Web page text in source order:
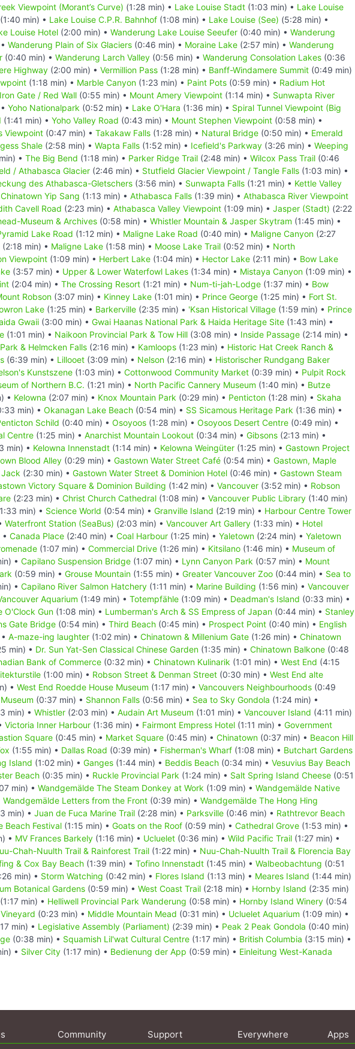
Viewpoint (Morant’s Curve) (1:28 min) • Lake Louise Stadt (1:03 min) • Lake Louise
(1:40 min) • Lake Louise C.P.R. Bahnhof (1:08 min) • Lake Louise (See) (5:28 min) •
Louise Hotel (2:00 min) • Wanderung Lake Louise Seeufer (0:40 min) • Wanderung
Wanderung Plain of Six Glaciers (0:46 min) • Moraine Lake (2:57 min) • Wanderung
(0:40 min) • Wanderung Larch Valley (0:56 min) • Wanderung Consolation Lakes (0:36
Highway (2:00 min) • Vermillion Pass (1:28 min) • Banff-Windamere Summit (0:49 min)
(1:18 min) • Marble Canyon (1:23 min) • Paint Pots (0:59 min) • Radium Hot
Iron Gate / Red Wall (0:55 min) • Mount Amery Viewpoint (1:14 min) • Sunwapta River
Yoho Nationalpark (0:52 min) • Lake O'Hara (1:36 min) • Spiral Tunnel Viewpoint (Big
(1:41 min) • Yoho Valley Road (0:43 min) • Mount Stephen Viewpoint (0:58 min) •
Viewpoint (0:47 min) • Takakaw Falls (1:28 min) • Natural Bridge (0:50 min) • Emerald
Shale (2:58 min) • Wapta Falls (1:52 min) • Icefield's Parkway (3:26 min) • Weeping
• The Big Bend (1:18 min) • Parker Ridge Trail (2:48 min) • Wilcox Pass Trail (0:46
/ Athabasca Glacier (2:46 min) • Stutfield Glacier Viewpoint / Tangle Falls (1:03 min) •
des Athabasca-Gletschers (3:56 min) • Sunwapta Falls (1:21 min) • Kettle Valley
Chinatown Yip Sang (1:13 min) • Athabasca Falls (1:39 min) • Athabasca River Viewpoint
Cavell Road (2:23 min) • Athabasca Valley Viewpoint (1:09 min) • Jasper (Stadt) (2:22
Museum & Archives (0:58 min) • Whistler Mountain & Jasper Skytram (1:45 min) •
Lake Road (1:12 min) • Maligne Lake Road (0:40 min) • Maligne Canyon (2:27
(2:18 min) • Maligne Lake (1:58 min) • Moose Lake Trail (0:52 min) • North
Viewpoint (1:09 min) • Herbert Lake (1:04 min) • Hector Lake (2:11 min) • Bow Lake
(3:57 min) • Upper & Lower Waterfowl Lakes (1:34 min) • Mistaya Canyon (1:09 min) •
(2:04 min) • The Crossing Resort (1:21 min) • Num-ti-jah-Lodge (1:37 min) • Bow
Robson (3:07 min) • Kinney Lake (1:01 min) • Prince George (1:25 min) • Fort St.
Lake (1:25 min) • Barkerville (2:35 min) • 'Ksan Historical Village (1:59 min) • Prince
Gwaii (3:00 min) • Gwai Haanas National Park & Haida Heritage Site (1:43 min) •
(1:01 min) • Naikoon Provincial Park & Tow Hill (3:08 min) • Inside Passage (2:14 min) •
& Helmcken Falls (2:16 min) • Kamloops (1:23 min) • Historic Hat Creek Ranch &
(6:39 min) • Lillooet (3:09 min) • Nelson (2:16 min) • Historischer Rundgang Baker
Kunstszene (1:03 min) • Cottonwood Community Market (0:39 min) • Pulpit Rock
of Northern B.C. (1:21 min) • North Pacific Cannery Museum (1:40 min) • Butze
• Kelowna (2:07 min) • Knox Mountain Park (0:29 min) • Penticton (1:28 min) • Skaha
min) • Okanagan Lake Beach (0:54 min) • SS Sicamous Heritage Park (1:36 min) •
Schild (0:40 min) • Osoyoos (1:28 min) • Osoyoos Desert Centre (0:49 min) •
Centre (1:25 min) • Anarchist Mountain Lookout (0:34 min) • Gibsons (2:13 min) •
min) • Kelowna Innenstadt (1:14 min) • Kelowna Weingüter (1:25 min) • Gastown Project
Blood Alley (0:29 min) • Gastown Water Street Café (0:54 min) • Gastown, Maple
Jack (2:30 min) • Gastown Water Street & Dominion Hotel (0:46 min) • Gastown Steam
Victory Square & Dominion Building (1:42 min) • Vancouver (3:52 min) • Robson
(2:23 min) • Christ Church Cathedral (1:08 min) • Vancouver Public Library (1:40 min)
min) • Science World (0:54 min) • Granville Island (2:19 min) • Harbour Centre Tower
Waterfront Station (SeaBus) (2:03 min) • Vancouver Art Gallery (1:33 min) • Hotel
Canada Place (2:40 min) • Coal Harbour (1:25 min) • Yaletown (2:24 min) • Yaletown
(1:07 min) • Commercial Drive (1:26 min) • Kitsilano (1:46 min) • Museum of
• Capilano Suspension Bridge (1:07 min) • Lynn Canyon Park (0:57 min) • Mount
(0:59 min) • Grouse Mountain (1:55 min) • Greater Vancouver Zoo (0:44 min) • Sea to
• Capilano River Salmon Hatchery (1:11 min) • Marine Building (1:56 min) • Vancouver
Aquarium (1:49 min) • Totempfähle (1:09 min) • Deadman's Island (0:33 min) •
O'Clock Gun (1:08 min) • Lumberman's Arch & SS Empress of Japan (0:44 min) • Stanley
Gate Bridge (0:54 min) • Third Beach (0:45 min) • Prospect Point (0:40 min) • English
A-maze-ing laughter (1:02 min) • Chinatown & Millenium Gate (1:26 min) • Chinatown
min) • Dr. Sun Yat-Sen Classical Chinese Garden (1:35 min) • Chinatown Balkone (0:48
Bank of Commerce (0:32 min) • Chinatown Kulinarik (1:01 min) • West End (4:15
(1:00 min) • Robson Street & Denman Street (0:30 min) • West End alte
• West End Roedde House Museum (1:17 min) • Vancouvers Neighbourhoods (0:49
(0:37 min) • Shannon Falls (0:56 min) • Sea to Sky Gondola (1:24 min) •
min) • Whistler (2:03 min) • Audain Art Museum (1:01 min) • Vancouver Island (4:11 min)
Victoria Inner Harbour (1:36 min) • Fairmont Empress Hotel (1:11 min) • Government
Square (0:45 min) • Market Square (0:45 min) • Chinatown (0:37 min) • Beacon Hill
(1:55 min) • Dallas Road (0:39 min) • Fisherman's Wharf (1:08 min) • Butchart Gardens
Island (1:02 min) • Ganges (1:44 min) • Beddis Beach (0:34 min) • Vesuvius Bay Beach
Beach (0:35 min) • Ruckle Provincial Park (1:24 min) • Salt Spring Island Cheese (0:51
min) • Wandgemälde The Steam Donkey at Work (1:09 min) • Wandgemälde Native
Wandgemälde Letters from the Front (0:39 min) • Wandgemälde The Hong Hing
min) • Juan de Fuca Marine Trail (2:28 min) • Parksville (0:46 min) • Rathtrevor Beach
Beach Festival (1:15 min) • Goats on the Roof (0:59 min) • Cathedral Grove (1:53 min) •
• MV Frances Barkely (1:16 min) • Ucluelet (0:36 min) • Wild Pacific Trail (1:27 min) •
Chah-Nuulth Trail & Rainforest Trail (1:22 min) • Nuu-Chah-Nuulth Trail & Florencia Bay
& Cox Bay Beach (1:39 min) • Tofino Innenstadt (1:45 min) • Walbeobachtung (0:51
min) • Storm Watching (0:42 min) • Flores Island (1:13 min) • Meares Island (1:44 min)
Botanical Gardens (0:59 min) • West Coast Trail (2:18 min) • Hornby Island (2:35 min)
(1:17 min) • Helliwell Provincial Park Wanderung (0:58 min) • Hornby Island Winery (0:54
(0:23 min) • Middle Mountain Mead (0:31 min) • Ucluelet Aquarium (1:09 min) •
min) • Legislative Assembly (Parliament) (2:39 min) • Peak 2 Peak Gondola (0:40 min)
(0:38 min) • Squamish Lil'wat Cultural Centre (1:17 min) • British Columbia (3:15 min) •
• Silver City (1:17 min) • Bedienung der App (0:59 min) • Einleitung West-Kanada
Community Support Everywhere Apps